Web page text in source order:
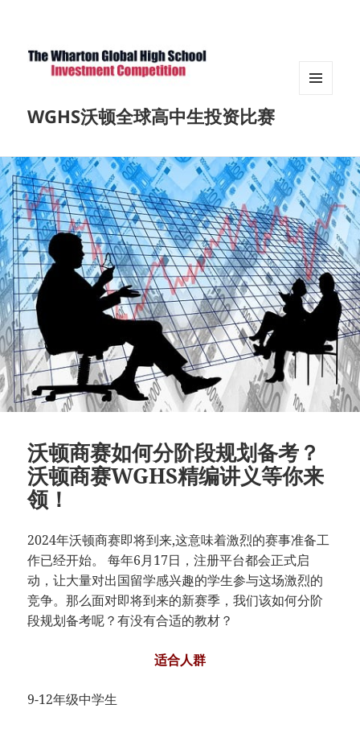
WGHS沃顿全球高中生投资比赛
沃顿商赛如何分阶段规划备考？
沃顿商赛WGHS精编讲义等你来
领！
2024年沃顿商赛即将到来,这意味着激烈的赛事准备工
作已经开始。 每年6月17日，注册平台都会正式启
动，让大量对出国留学感兴趣的学生参与这场激烈的
竞争。那么面对即将到来的新赛季，我们该如何分阶
段规划备考呢？有没有合适的教材？
适合人群
9-12年级中学生